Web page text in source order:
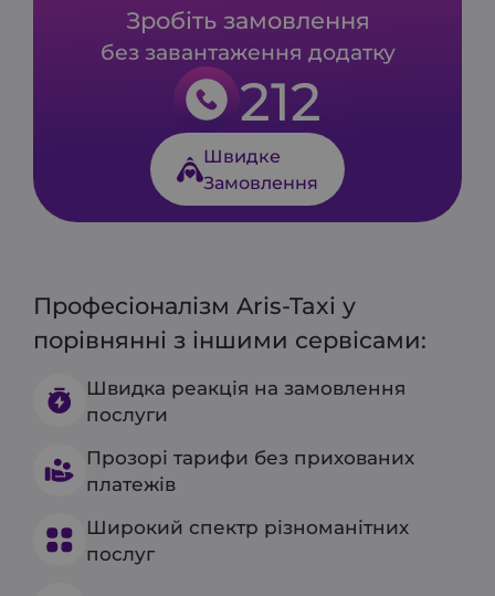
Зробіть замовлення
без завантаження додатку
212
Швидке
Замовлення
Професіоналізм Aris-Taxi у
порівнянні з іншими сервісами:
Швидка реакція на замовлення
послуги
Прозорі тарифи без прихованих
платежів
Широкий спектр різноманітних
послуг